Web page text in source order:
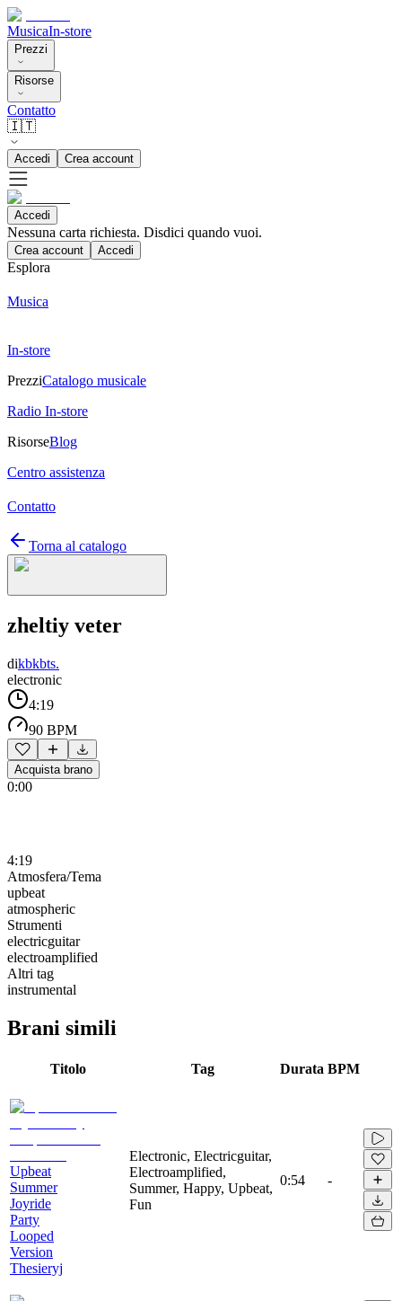
MusicaIn-store
Prezzi
Risorse
Contatto
🇮🇹
Accedi Crea account
Accedi
Nessuna carta richiesta. Disdici quando vuoi.
Crea account Accedi
Esplora
Musica
In-store
PrezziCatalogo musicale
Radio In-store
RisorseBlog
Centro assistenza
Contatto
Torna al catalogo
zheltiy veter
dikbkbts.
electronic
4:19
90 BPM
Acquista brano
0:00
4:19
Atmosfera/Tema
upbeat
atmospheric
Strumenti
electricguitar
electroamplified
Altri tag
instrumental
Brani simili
Titolo Tag Durata BPM
Upbeat
Summer
Joyride
Party
Looped
Version
Thesieryj
Electronic, Electricguitar,
Electroamplified,
Summer, Happy, Upbeat,
Fun
0:54 -